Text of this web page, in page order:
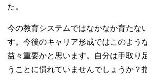
た。
今の教育システムではなかなか育たな
す。今後のキャリア形成ではこのよう
益々重要かと思います。自分は手取り
うことに慣れていませんでしょうか？